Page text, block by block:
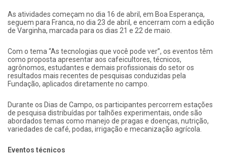
As atividades começam no dia 16 de abril, em Boa Esperança,
seguem para Franca, no dia 23 de abril, e encerram com a edição
de Varginha, marcada para os dias 21 e 22 de maio.
Com o tema “As tecnologias que você pode ver”, os eventos têm
como proposta apresentar aos cafeicultores, técnicos,
agrônomos, estudantes e demais profissionais do setor os
resultados mais recentes de pesquisas conduzidas pela
Fundação, aplicados diretamente no campo.
Durante os Dias de Campo, os participantes percorrem estações
de pesquisa distribuídas por talhões experimentais, onde são
abordados temas como manejo de pragas e doenças, nutrição,
variedades de café, podas, irrigação e mecanização agrícola.
Eventos técnicos